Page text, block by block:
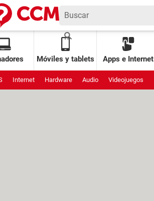
Móviles y tablets Apps e Internet
Internet Hardware Audio Videojuegos